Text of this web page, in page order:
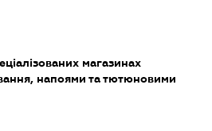
магазинах
напоями та тютюновими